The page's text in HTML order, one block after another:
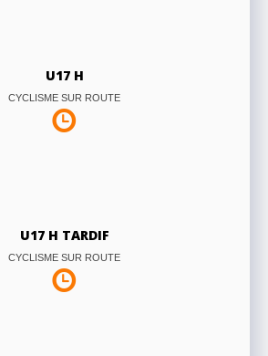
U17 H
CYCLISME SUR ROUTE
U17 H TARDIF
CYCLISME SUR ROUTE